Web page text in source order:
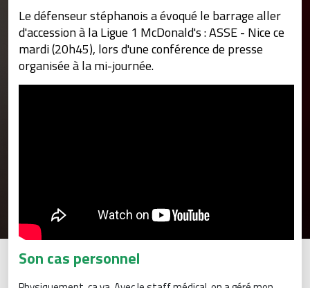
Le défenseur stéphanois a évoqué le barrage aller
d'accession à la Ligue 1 McDonald's : ASSE - Nice ce
mardi (20h45), lors d'une conférence de presse
organisée à la mi-journée.
Son cas personnel